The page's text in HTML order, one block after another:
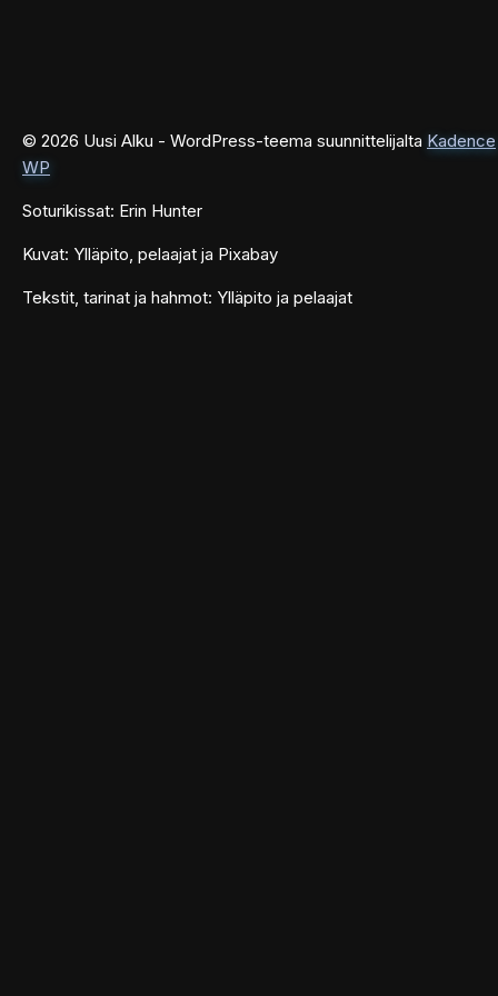
© 2026 Uusi Alku - WordPress-teema suunnittelijalta Kadence
WP
Soturikissat: Erin Hunter
Kuvat: Ylläpito, pelaajat ja Pixabay
Tekstit, tarinat ja hahmot: Ylläpito ja pelaajat